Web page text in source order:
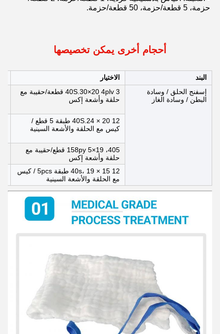
حزمة، 5 قطعة/حزمة، 50 قطعة/حزمة.
أحجام أخرى يمكن تخصيصها
البند الاختيار
إسفنج الحلق / وسادة
البطن / وسادة الغاز
40S.30×20 4plv 3 قطعة/حقيبة مع
حلقة وأشعة إكس
40S.24 × 20 12 طبقة 5 قطع /
كيس مع الحلقة والأشعة السينية
405، 19×158py 5 قطع/حقيبة مع
حلقة وأشعة إكس
40s، 19 × 15 12 طبقة 5pcs / كيس
مع الحلقة والأشعة السينية